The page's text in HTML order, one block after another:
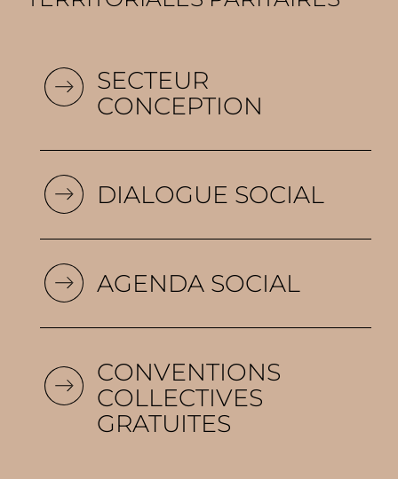
SECTEUR
CONCEPTION
DIALOGUE SOCIAL
AGENDA SOCIAL
CONVENTIONS
COLLECTIVES
GRATUITES